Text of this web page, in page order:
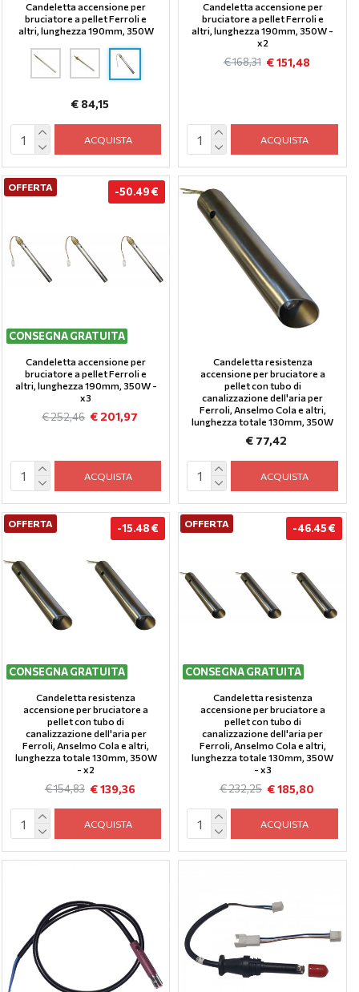
Candeletta accensione per
bruciatore a pellet Ferroli e
altri, lunghezza 190mm, 350W
€ 84,15
ACQUISTA
Candeletta accensione per
bruciatore a pellet Ferroli e
altri, lunghezza 190mm, 350W -
x2
€ 151,48
€ 168,31
ACQUISTA
OFFERTA
CONSEGNA GRATUITA
-50.49 €
Candeletta accensione per
bruciatore a pellet Ferroli e
altri, lunghezza 190mm, 350W -
x3
€ 201,97
€ 252,46
ACQUISTA
Candeletta resistenza
accensione per bruciatore a
pellet con tubo di
canalizzazione dell'aria per
Ferroli, Anselmo Cola e altri,
lunghezza totale 130mm, 350W
€ 77,42
ACQUISTA
OFFERTA
CONSEGNA GRATUITA
-15.48 €
Candeletta resistenza
accensione per bruciatore a
pellet con tubo di
canalizzazione dell'aria per
Ferroli, Anselmo Cola e altri,
lunghezza totale 130mm, 350W
- x2
€ 139,36
€ 154,83
ACQUISTA
OFFERTA
CONSEGNA GRATUITA
-46.45 €
Candeletta resistenza
accensione per bruciatore a
pellet con tubo di
canalizzazione dell'aria per
Ferroli, Anselmo Cola e altri,
lunghezza totale 130mm, 350W
- x3
€ 185,80
€ 232,25
ACQUISTA